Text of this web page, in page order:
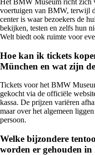
Het BMW Museum richt zich
voertuigen van BMW, terwijl
center is waar bezoekers de
bekijken, testen en zelfs hun
Welt biedt ook ruimte voor
Hoe kan ik tickets
München en wat zijn
Tickets voor het BMW
gekocht via de officiële
kassa. De prijzen variëren
maar over het algemeen
persoon.
Welke bijzondere
worden er gehouden